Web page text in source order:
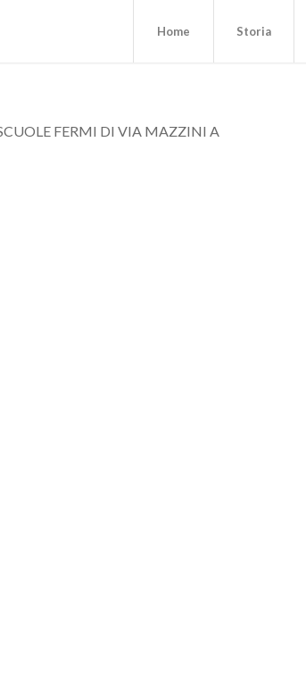
Home Storia
FERMI DI VIA MAZZINI A